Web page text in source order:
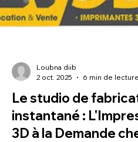
Le studio de
instantané :
3D à la Demande
Loubna diib
2 oct. 2025
6 min de lecture